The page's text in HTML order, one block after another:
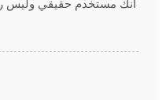
أنك مستخدم حقيقي وليس